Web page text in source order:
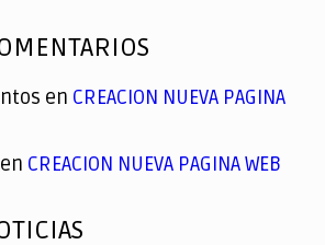
en CREACION NUEVA PAGINA
en CREACION NUEVA PAGINA WEB